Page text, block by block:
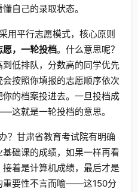
自己的录取状态。
用平行志愿模式，核心原则
，一轮投档。什么意思呢？
低排队，分数高的同学优先
按照你填报的志愿顺序依次
的档案投进去。一旦投档成
这就是一轮投档的意思。
？甘肃省教育考试院有明确
础课的成绩，如果一样再看
着是计算机成绩，最后才是
重要性不言而喻——这150分